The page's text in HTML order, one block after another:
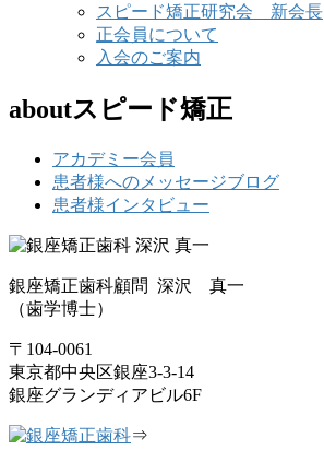
スピード矯正研究会 新会長
正会員について
入会のご案内
aboutスピード矯正
アカデミー会員
患者様へのメッセージブログ
患者様インタビュー
銀座矯正歯科顧問 深沢 真一
（歯学博士）
〒104-0061
東京都中央区銀座3-3-14
銀座グランディアビル6F
⇒